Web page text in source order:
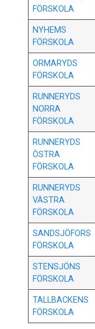
FÖRSKOLA
NYHEMS
FÖRSKOLA
ORMARYDS
FÖRSKOLA
RUNNERYDS
NORRA
FÖRSKOLA
RUNNERYDS
ÖSTRA
FÖRSKOLA
RUNNERYDS
VÄSTRA
FÖRSKOLA
SANDSJÖFORS
FÖRSKOLA
STENSJÖNS
FÖRSKOLA
TALLBACKENS
FÖRSKOLA